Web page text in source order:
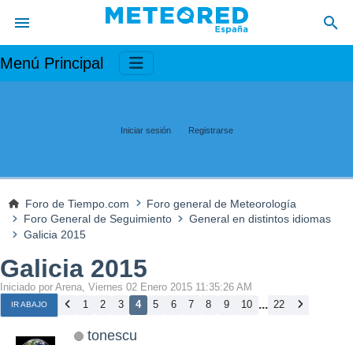
Menú Principal
Iniciar sesión Registrarse
Foro de Tiempo.com
Foro general de Meteorología
Foro General de Seguimiento
General en distintos idiomas
Galicia 2015
Galicia 2015
Iniciado por Arena, Viernes 02 Enero 2015 11:35:26 AM
IR ABAJO 1 2 3 4 5 6 7 8 9 10 ... 22
tonescu